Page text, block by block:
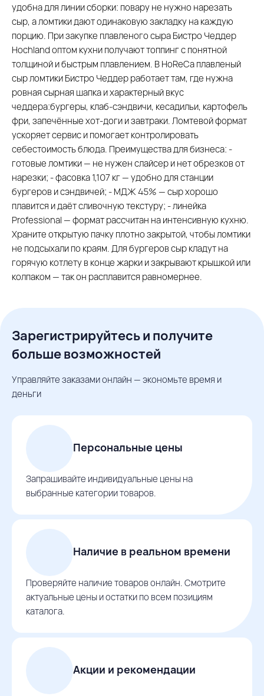
удобна для линии сборки: повару не нужно нарезать
сыр, а ломтики дают одинаковую закладку на каждую
порцию. При закупке плавленого сыра Бистро Чеддер
Hochland оптом кухни получают топпинг с понятной
толщиной и быстрым плавлением. В HoReCa плавленый
сыр ломтики Бистро Чеддер работает там, где нужна
ровная сырная шапка и характерный вкус
чеддера:бургеры, клаб-сэндвичи, кесадильи, картофель
фри, запечённые хот-доги и завтраки. Ломтевой формат
ускоряет сервис и помогает контролировать
себестоимость блюда. Преимущества для бизнеса: -
готовые ломтики — не нужен слайсер и нет обрезков от
нарезки; - фасовка 1,107 кг — удобно для станции
бургеров и сэндвичей; - МДЖ 45% — сыр хорошо
плавится и даёт сливочную текстуру; - линейка
Professional — формат рассчитан на интенсивную кухню.
Храните открытую пачку плотно закрытой, чтобы ломтики
не подсыхали по краям. Для бургеров сыр кладут на
горячую котлету в конце жарки и закрывают крышкой или
колпаком — так он расплавится равномернее.
Зарегистрируйтесь и получите
больше возможностей
Управляйте заказами онлайн — экономьте время и
деньги
Персональные цены
Запрашивайте индивидуальные цены на
выбранные категории товаров.
Наличие в реальном времени
Проверяйте наличие товаров онлайн. Смотрите
актуальные цены и остатки по всем позициям
каталога.
Акции и рекомендации